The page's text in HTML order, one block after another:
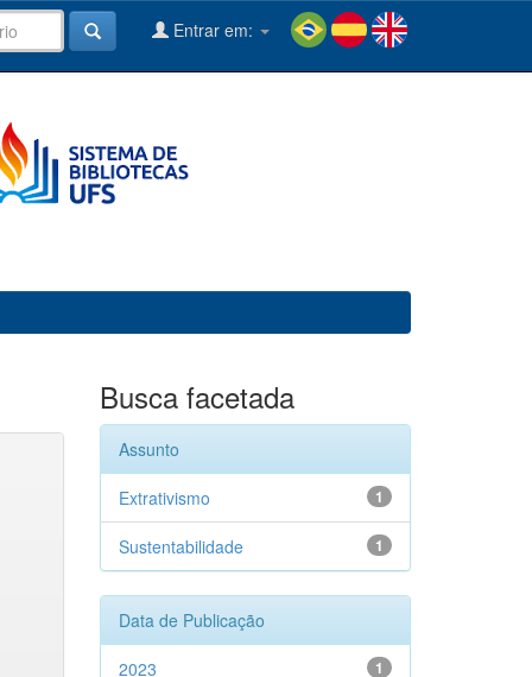
Entrar em:
Busca facetada
Assunto
1
Extrativismo
1
Sustentabilidade
Data de Publicação
1
2023